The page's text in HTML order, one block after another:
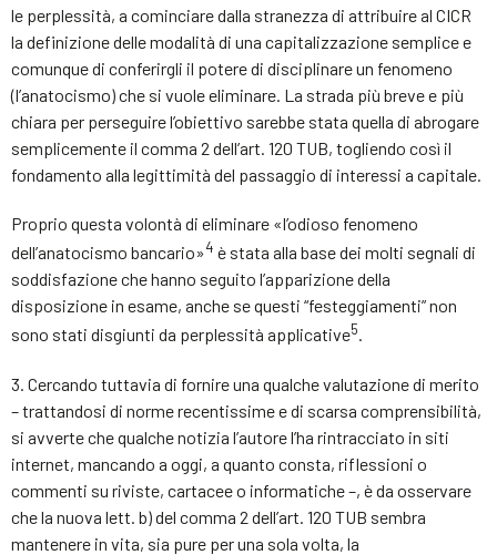
le perplessità, a cominciare dalla stranezza di attribuire al CICR
la definizione delle modalità di una capitalizzazione semplice e
comunque di conferirgli il potere di disciplinare un fenomeno
(l’anatocismo) che si vuole eliminare. La strada più breve e più
chiara per perseguire l’obiettivo sarebbe stata quella di abrogare
semplicemente il comma 2 dell’art. 120 TUB, togliendo così il
fondamento alla legittimità del passaggio di interessi a capitale.
Proprio questa volontà di eliminare «l’odioso fenomeno
dell’anatocismo bancario»4 è stata alla base dei molti segnali di
soddisfazione che hanno seguito l’apparizione della
disposizione in esame, anche se questi “festeggiamenti” non
sono stati disgiunti da perplessità applicative5.
3. Cercando tuttavia di fornire una qualche valutazione di merito
– trattandosi di norme recentissime e di scarsa comprensibilità,
si avverte che qualche notizia l’autore l’ha rintracciato in siti
internet, mancando a oggi, a quanto consta, riflessioni o
commenti su riviste, cartacee o informatiche –, è da osservare
che la nuova lett. b) del comma 2 dell’art. 120 TUB sembra
mantenere in vita, sia pure per una sola volta, la